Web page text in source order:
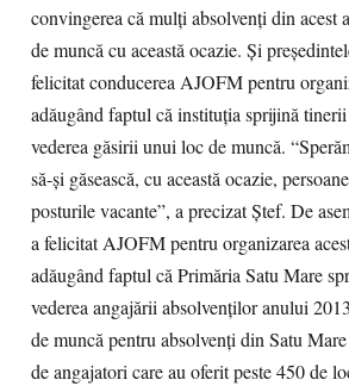
convingerea că mulţi absolvenţi din acest
de muncă cu această ocazie. Şi
felicitat conducerea AJOFM pentru
adăugând faptul că instituţia sprijină
vederea găsirii unui loc de muncă.
să-şi găsească, cu această ocazie,
posturile vacante”, a precizat Ştef. De
a felicitat AJOFM pentru organizarea
adăugând faptul că Primăria Satu Mare
vederea angajării absolvenţilor anului
de muncă pentru absolvenţi din Satu
de angajatori care au oferit peste 450 de